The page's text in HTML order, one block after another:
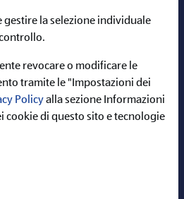
gestire la selezione individuale
revocare o modificare le
tramite le "Impostazioni dei
Policyalla sezione Informazioni
cookie di questo sito e tecnologie